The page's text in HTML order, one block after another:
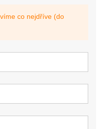
co nejdříve (do